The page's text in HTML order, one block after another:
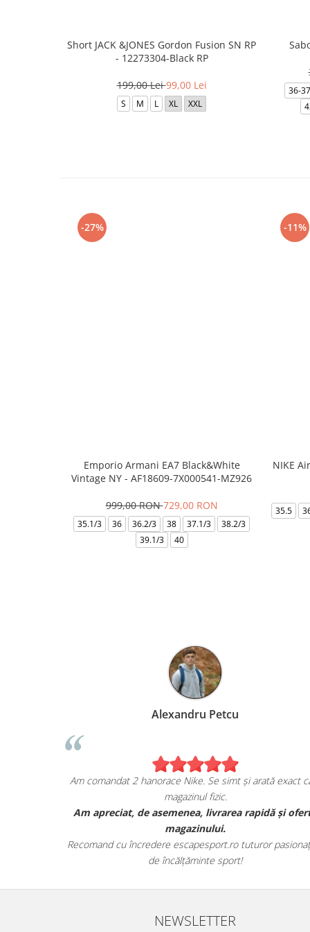
Short JACK &JONES Gordon Fusion SN RP
- 12273304-Black RP
199,00 Lei99,00 Lei
S M L XL XXL
36-37
-27%
Emporio Armani EA7 Black&White
Vintage NY - AF18609-7X000541-MZ926
999,00 RON729,00 RON
35.1/3 36 36.2/3 38 37.1/3
38.2/3
39.1/3
40
-11%
NIKE
35.5
Marius Anghel
Sunt extrem de bucuros de achiziția mea de pe
escapesport.ro!
Am comandat un pair de sneakers JORDAN, și sunt cu
adevărat impresionat de calitatea lor.
Au venit în ambalajul lor autentic și au avut toate detaliile
specifice mărcii.
NEWSLETTER